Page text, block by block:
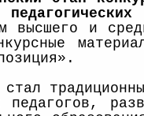
высшего и
педагогов,